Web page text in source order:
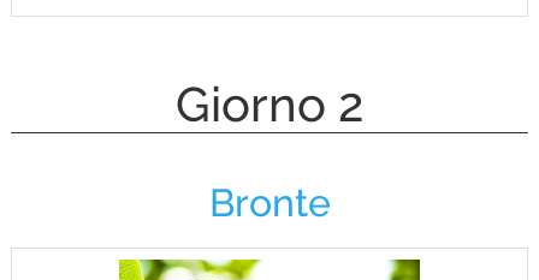
Giorno 2
Bronte